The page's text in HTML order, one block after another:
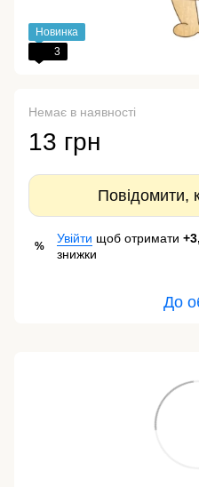
Новинка
3
Немає в наявності
13 грн
Повідомити,
%
Увійти щоб отримати
знижки
До